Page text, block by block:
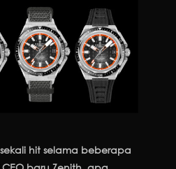
hit selama beberapa